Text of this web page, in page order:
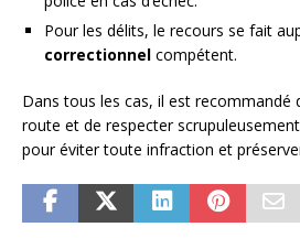
Pour les délits, le recours se fait
correctionnel compétent.
Dans tous les cas, il est recommandé
route et de respecter
pour éviter toute infraction et